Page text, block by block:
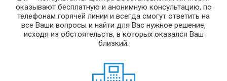
оказывают бесплатную и анонимную консультацию, по
телефонам горячей линии и всегда смогут ответить на
все Ваши вопросы и найти для Вас нужное решение,
исходя из обстоятельств, в которых оказался Ваш
близкий.